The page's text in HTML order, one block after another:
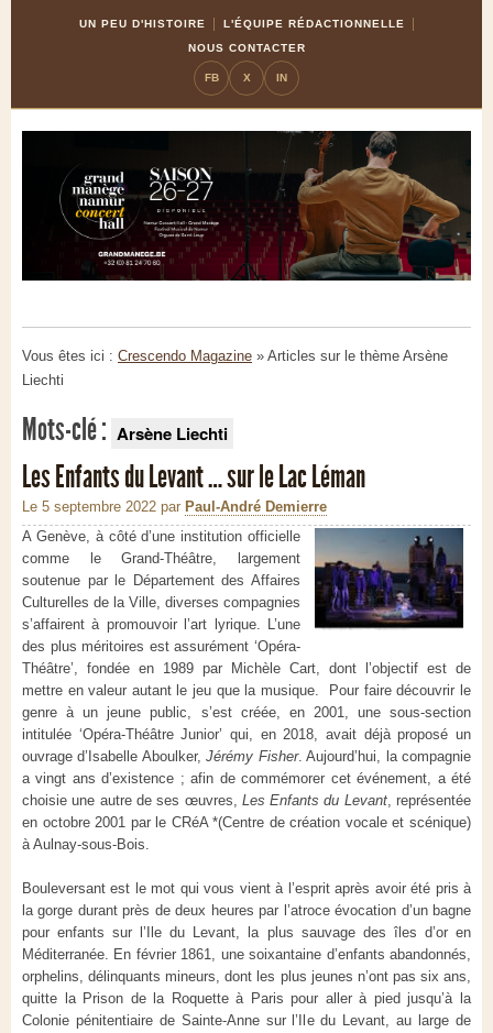
UN PEU D'HISTOIRE
L'ÉQUIPE RÉDACTIONNELLE
NOUS CONTACTER
FB X IN
Vous êtes ici : Crescendo Magazine » Articles sur le thème Arsène
Liechti
Mots-clé : Arsène Liechti
Les Enfants du Levant … sur le Lac Léman
Le 5 septembre 2022 par Paul-André Demierre
A Genève, à côté d’une institution officielle
comme le Grand-Théâtre, largement
soutenue par le Département des Affaires
Culturelles de la Ville, diverses compagnies
s’affairent à promouvoir l’art lyrique. L’une
des plus méritoires est assurément ‘Opéra-
Théâtre’, fondée en 1989 par Michèle Cart, dont l’objectif est de
mettre en valeur autant le jeu que la musique. Pour faire découvrir le
genre à un jeune public, s’est créée, en 2001, une sous-section
intitulée ‘Opéra-Théâtre Junior’ qui, en 2018, avait déjà proposé un
ouvrage d’Isabelle Aboulker,Jérémy Fisher. Aujourd’hui, la compagnie
a vingt ans d’existence ; afin de commémorer cet événement, a été
choisie une autre de ses œuvres, Les Enfants du Levant, représentée
en octobre 2001 par le CRéA *(Centre de création vocale et scénique)
à Aulnay-sous-Bois.
Bouleversant est le mot qui vous vient à l’esprit après avoir été pris à
la gorge durant près de deux heures par l’atroce évocation d’un bagne
pour enfants sur l’Ile du Levant, la plus sauvage des îles d’or en
Méditerranée. En février 1861, une soixantaine d’enfants abandonnés,
orphelins, délinquants mineurs, dont les plus jeunes n’ont pas six ans,
quitte la Prison de la Roquette à Paris pour aller à pied jusqu’à la
Colonie pénitentiaire de Sainte-Anne sur l’Ile du Levant, au large de